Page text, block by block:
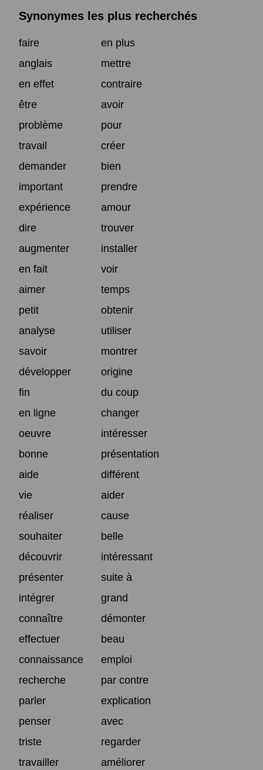
Synonymes les plus recherchés
faire
en plus
anglais
mettre
en effet
contraire
être
avoir
problème
pour
travail
créer
demander
bien
important
prendre
expérience
amour
dire
trouver
augmenter
installer
en fait
voir
aimer
temps
petit
obtenir
analyse
utiliser
savoir
montrer
développer
origine
fin
du coup
en ligne
changer
oeuvre
intéresser
bonne
présentation
aide
différent
vie
aider
réaliser
cause
souhaiter
belle
découvrir
intéressant
présenter
suite à
intégrer
grand
connaître
démonter
effectuer
beau
connaissance
emploi
recherche
par contre
parler
explication
penser
avec
triste
regarder
travailler
améliorer